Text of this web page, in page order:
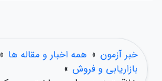
خبر آزمون » همه اخبار و مقاله ها »
بازاریابی و فروش »